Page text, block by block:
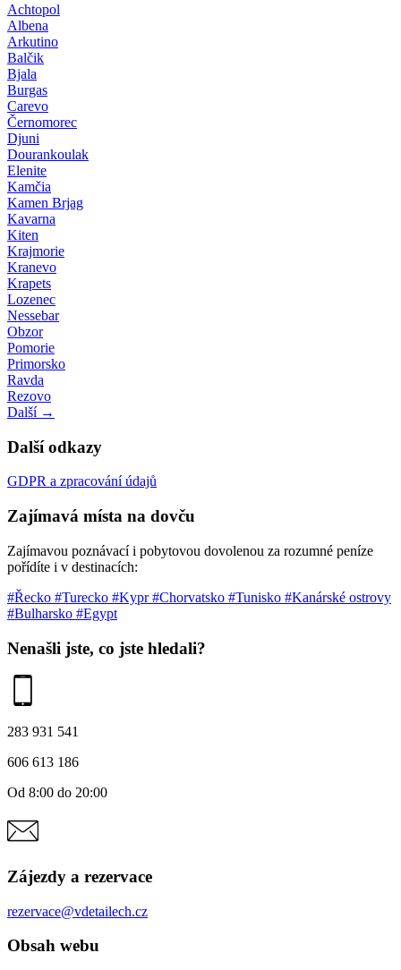
Achtopol
Albena
Arkutino
Balčik
Bjala
Burgas
Carevo
Černomorec
Djuni
Dourankoulak
Elenite
Kamčia
Kamen Brjag
Kavarna
Kiten
Krajmorie
Kranevo
Krapets
Lozenec
Nessebar
Obzor
Pomorie
Primorsko
Ravda
Rezovo
Další →
Další odkazy
GDPR a zpracování údajů
Zajímavá místa na dovču
Zajímavou poznávací i pobytovou dovolenou za rozumné peníze
pořídíte i v destinacích:
#Řecko #Turecko #Kypr#Chorvatsko #Tunisko #Kanárské ostrovy
#Bulharsko #Egypt
Nenašli jste, co jste hledali?
283 931 541
606 613 186
Od 8:00 do 20:00
Zájezdy a rezervace
rezervace@vdetailech.cz
Obsah webu